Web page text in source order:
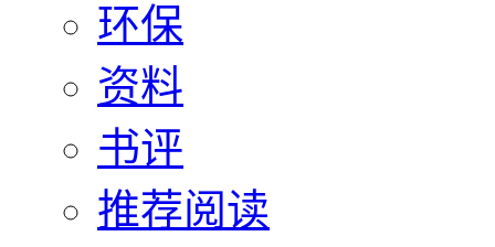
环保
资料
书评
推荐阅读